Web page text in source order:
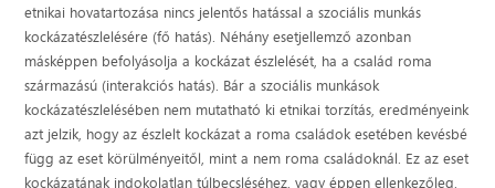
etnikai hovatartozása nincs jelentős hatással a szociális munkás
kockázatészlelésére (fő hatás). Néhány esetjellemző azonban
másképpen befolyásolja a kockázat észlelését, ha a család roma
származású (interakciós hatás). Bár a szociális munkások
kockázatészlelésében nem mutatható ki etnikai torzítás, eredményeink
azt jelzik, hogy az észlelt kockázat a roma családok esetében kevésbé
függ az eset körülményeitől, mint a nem roma családoknál. Ez az eset
kockázatának indokolatlan túlbecsléséhez, vagy éppen ellenkezőleg,